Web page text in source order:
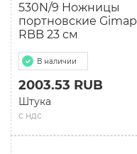
530N/9 Ножницы
портновские Gimap
RBB 23 см
В наличии
с ндс
2003.53 RUB
Штука